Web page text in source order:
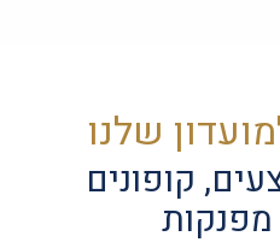
שלנו
קופונים
מפנקות